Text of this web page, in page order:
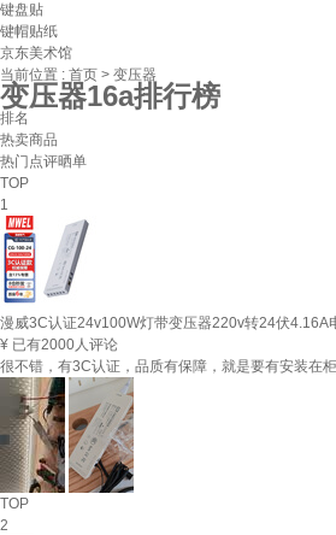
键盘贴
键帽贴纸
京东美术馆
当前位置 : 首页 > 变压器
变压器16a排行榜
排名
热卖商品
热门点评晒单
TOP
1
漫威3C认证24v100W灯带变压器220v转24伏
¥ 已有2000人评论
很不错，有3C认证，品质有保障，就是要有安装在
TOP
2